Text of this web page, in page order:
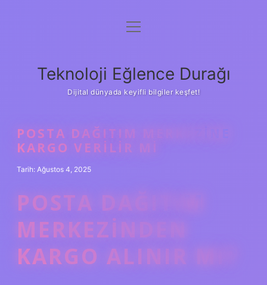
Anasayfa
Yasal Uyarı
menüyü
Teknoloji Eğlence Durağı
Dijital dünyada keyifli bilgiler keşfet!
POSTA DAĞITIM MERKEZINE
KARGO VERILIR MI
Tarih: Ağustos 4, 2025
POSTA DAĞITIM
MERKEZINDEN
KARGO ALINIR MI?